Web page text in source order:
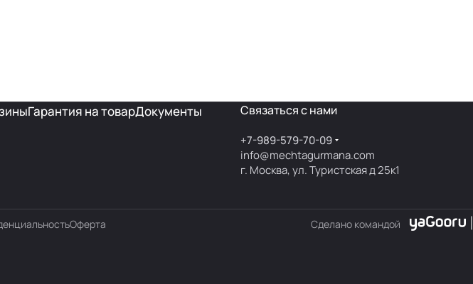
Гарантия на товарДокументы Связаться с нами
+7-989-579-70-09
info@mechtagurmana.com
г. Москва, ул. Туристская д 25к1
Оферта Сделано командой